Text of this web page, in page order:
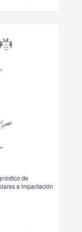
de
a impactación